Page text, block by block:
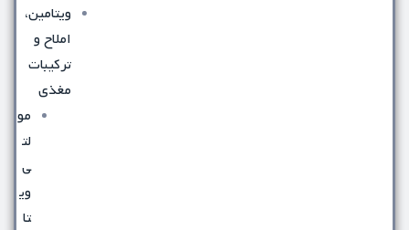
ویتامین،
املاح و
ترکیبات
مغذی
مو
لت
ی
وی
تا